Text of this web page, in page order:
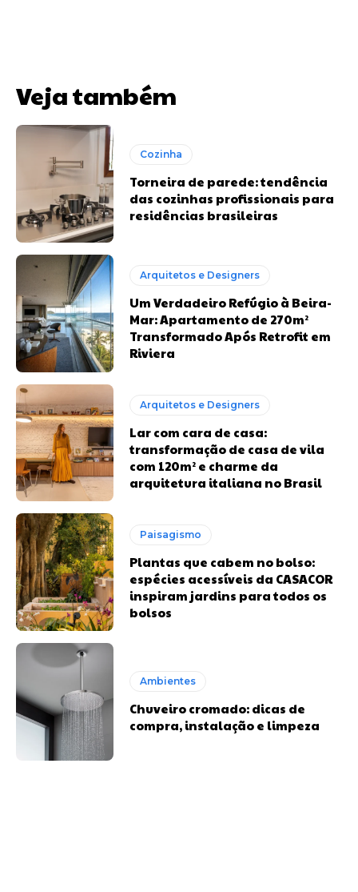
Veja também
Cozinha
Torneira de parede: tendência
das cozinhas profissionais para
residências brasileiras
Arquitetos e Designers
Um Verdadeiro Refúgio à Beira-
Mar: Apartamento de 270m²
Transformado Após Retrofit em
Riviera
Arquitetos e Designers
Lar com cara de casa:
transformação de casa de vila
com 120m² e charme da
arquitetura italiana no Brasil
Paisagismo
Plantas que cabem no bolso:
espécies acessíveis da CASACOR
inspiram jardins para todos os
bolsos
Ambientes
Chuveiro cromado: dicas de
compra, instalação e limpeza